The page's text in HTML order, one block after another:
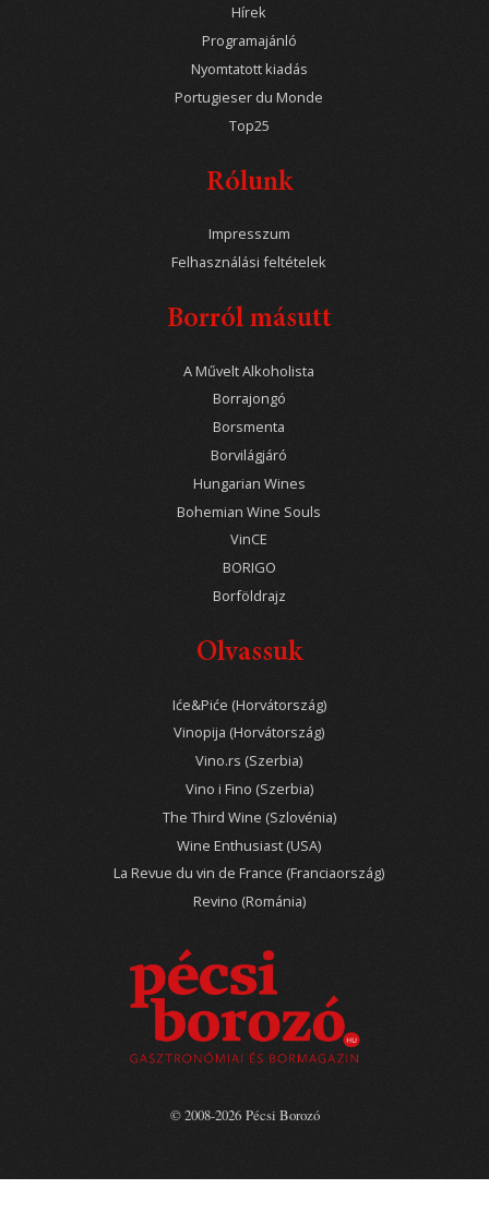
Hírek
Programajánló
Nyomtatott kiadás
Portugieser du Monde
Top25
Rólunk
Impresszum
Felhasználási feltételek
Borról másutt
A Művelt Alkoholista
Borrajongó
Borsmenta
Borvilágjáró
Hungarian Wines
Bohemian Wine Souls
VinCE
BORIGO
Borföldrajz
Olvassuk
Iće&Piće (Horvátország)
Vinopija (Horvátország)
Vino.rs (Szerbia)
Vino i Fino (Szerbia)
The Third Wine (Szlovénia)
Wine Enthusiast (USA)
La Revue du vin de France (Franciaország)
Revino (Románia)
© 2008-2026 Pécsi Borozó